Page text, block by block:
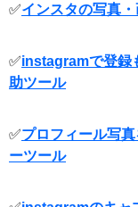
✅インスタの写真
✅instagramで登録
助ツール
✅プロフィール写
ーツール